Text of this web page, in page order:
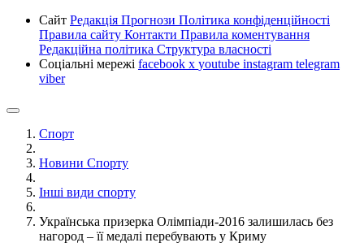
Сайт Редакція Прогнози Політика конфіденційності
Правила сайту Контакти Правила коментування
Редакційна політика Структура власності
Соціальні мережі facebook x youtube instagram telegram
viber
Спорт
Новини Спорту
Інші види спорту
Українська призерка Олімпіади-2016 залишилась без
нагород – її медалі перебувають у Криму